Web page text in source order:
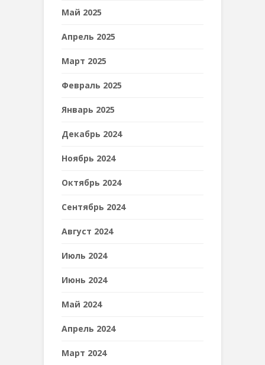
Май 2025
Апрель 2025
Март 2025
Февраль 2025
Январь 2025
Декабрь 2024
Ноябрь 2024
Октябрь 2024
Сентябрь 2024
Август 2024
Июль 2024
Июнь 2024
Май 2024
Апрель 2024
Март 2024